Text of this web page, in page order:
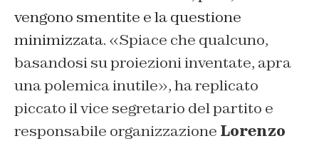
vengono smentite e la questione
minimizzata. «Spiace che qualcuno,
basandosi su proiezioni inventate, apra
una polemica inutile», ha replicato
piccato il vice segretario del partito e
responsabile organizzazione Lorenzo